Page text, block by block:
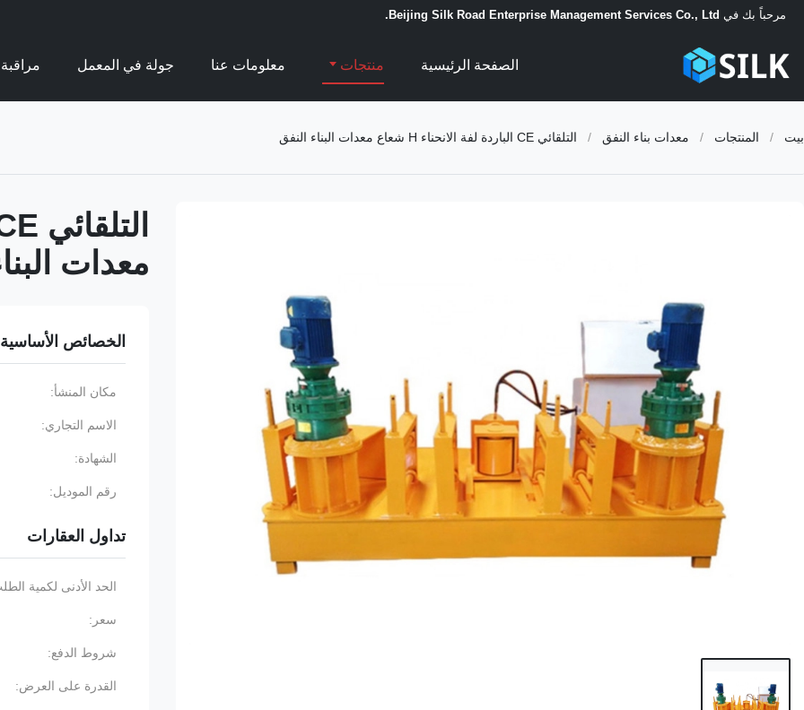
مرحباً بك في Beijing Silk Road Enterprise Management Services Co., Ltd.
الصفحة الرئيسية منتجات معلومات عنا جولة في المعمل
بيت / المنتجات / معدات بناء النفق / التلقائي CE الباردة لفة الانحناء H شعاع معدات البناء النفق
معدات
الخصائص الأساسية
مكان المنشأ:
الاسم التجاري:
الشهادة:
رقم الموديل:
تداول العقارات
الحد الأدنى لكمية
سعر:
شروط الدفع:
القدرة على العرض: